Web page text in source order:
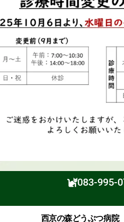
083-995-
西京の森どうぶつ病